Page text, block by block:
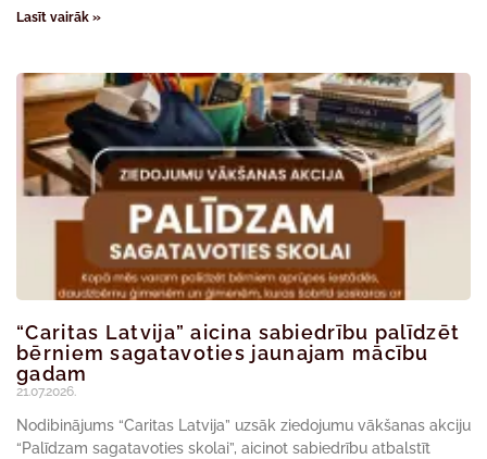
Lasīt vairāk »
“Caritas Latvija” aicina sabiedrību palīdzēt
bērniem sagatavoties jaunajam mācību
gadam
21.07.2026.
Nodibinājums “Caritas Latvija” uzsāk ziedojumu vākšanas akciju
“Palīdzam sagatavoties skolai”, aicinot sabiedrību atbalstīt